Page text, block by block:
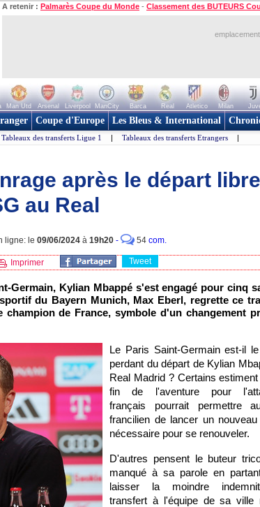
A retenir : Palmarès Coupe du Monde - Classement des BUTEURS
Man Utd Arsenal Liverpool ManCity Barca Real Atletico Milan
Coupe d'Europe Les Bleus & International
Tableaux des transferts Ligue 1 | Tableaux des transferts Etrangers |
après le départ libre
au Real
ligne: le 09/06/2024 à 19h20 - 54 com.
Imprimer Tweet
Germain, Kylian Mbappé s'est engagé pour cinq
du Bayern Munich, Max Eberl, regrette ce
de France, symbole d'un changement
Le Paris Saint-Germain est-il
perdant du départ de Kylian
Real Madrid ? Certains
fin de l'aventure pour
français pourrait permettre
francilien de lancer un
nécessaire pour se renouveler.
D'autres pensent le buteur
manqué à sa parole en
laisser la moindre
transfert à l'équipe de sa ville